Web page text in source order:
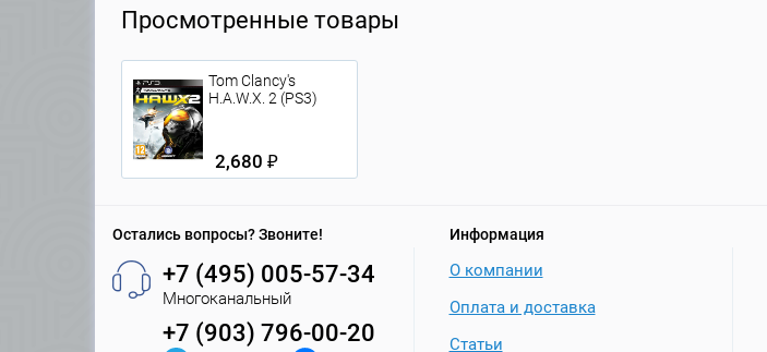
Просмотренные товары
Tom Clancy's
H.A.W.X. 2 (PS3)
2,680 ₽
Остались вопросы? Звоните!
+7 (495) 005-57-34
Многоканальный
+7 (903) 796-00-20
Информация
О компании
Оплата и доставка
Статьи